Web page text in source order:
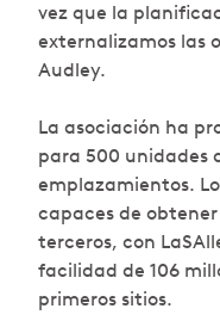
vez que la
externalizamos las
Audley.
La asociación ha
para 500 unidades
emplazamientos.
capaces de
terceros, con
facilidad de 106
primeros sitios.